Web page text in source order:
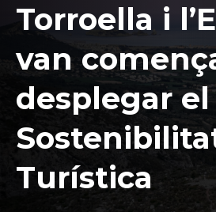
Torroella i
van
desplegar
Turística